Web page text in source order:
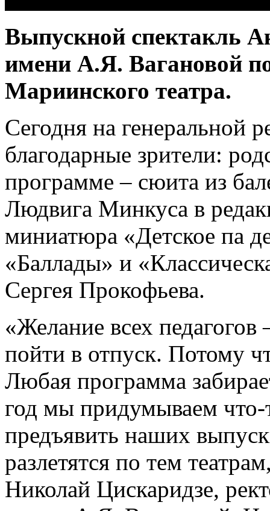
Выпускной спектакль
имени А.Я. Вагановой
Мариинского театра.
Сегодня на генеральной
благодарные зрители:
программе – сюита из
Людвига Минкуса в
миниатюра «Детское па
«Баллады» и
Сергея Прокофьева.
«Желание всех педагогов
пойти в отпуск. Потому
Любая программа
год мы придумываем
предъявить наших
разлетятся по тем
Николай Цискаридзе,